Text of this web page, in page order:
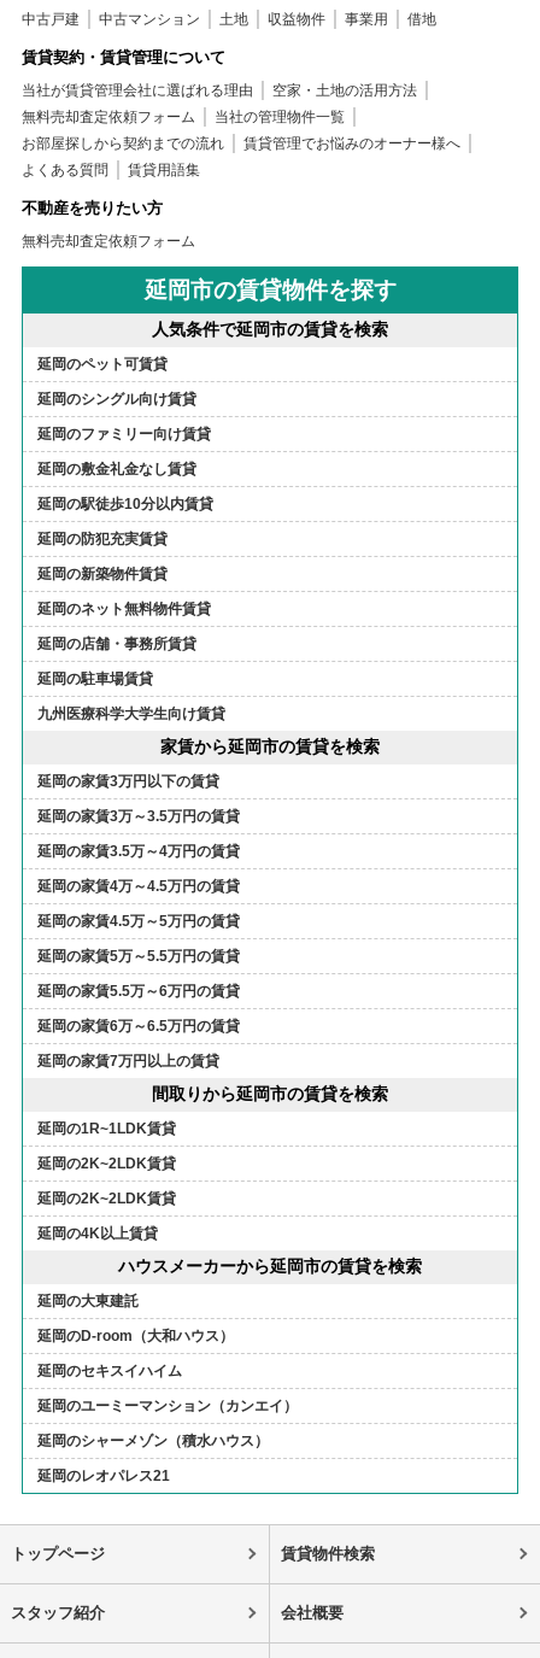
中古戸建 中古マンション 土地 収益物件 事業用 借地
賃貸契約・賃貸管理について
当社が賃貸管理会社に選ばれる理由
空家・土地の活用方法
無料売却査定依頼フォーム
当社の管理物件一覧
お部屋探しから契約までの流れ
賃貸管理でお悩みのオーナー様へ
よくある質問
賃貸用語集
不動産を売りたい方
無料売却査定依頼フォーム
延岡市の賃貸物件を探す
人気条件で延岡市の賃貸を検索
延岡のペット可賃貸
延岡のシングル向け賃貸
延岡のファミリー向け賃貸
延岡の敷金礼金なし賃貸
延岡の駅徒歩10分以内賃貸
延岡の防犯充実賃貸
延岡の新築物件賃貸
延岡のネット無料物件賃貸
延岡の店舗・事務所賃貸
延岡の駐車場賃貸
九州医療科学大学生向け賃貸
家賃から延岡市の賃貸を検索
延岡の家賃3万円以下の賃貸
延岡の家賃3万～3.5万円の賃貸
延岡の家賃3.5万～4万円の賃貸
延岡の家賃4万～4.5万円の賃貸
延岡の家賃4.5万～5万円の賃貸
延岡の家賃5万～5.5万円の賃貸
延岡の家賃5.5万～6万円の賃貸
延岡の家賃6万～6.5万円の賃貸
延岡の家賃7万円以上の賃貸
間取りから延岡市の賃貸を検索
延岡の1R~1LDK賃貸
延岡の2K~2LDK賃貸
延岡の2K~2LDK賃貸
延岡の4K以上賃貸
ハウスメーカーから延岡市の賃貸を検索
延岡の大東建託
延岡のD-room（大和ハウス）
延岡のセキスイハイム
延岡のユーミーマンション（カンエイ）
延岡のシャーメゾン（積水ハウス）
延岡のレオパレス21
トップページ 賃貸物件検索
スタッフ紹介 会社概要